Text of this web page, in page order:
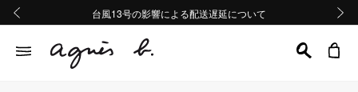
熊本地域地震の影響による配送遅延について
Summer Sale 2buy10%OFF!!
台風13号の影響による配送遅延について
熊本地域地震の影響による配送遅延について
Summer Sale 2buy10%OFF!!